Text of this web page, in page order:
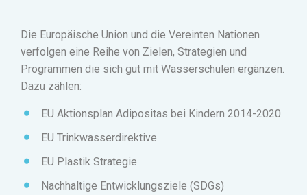
Die Europäische Union und die Vereinten Nationen
verfolgen eine Reihe von Zielen, Strategien und
Programmen die sich gut mit Wasserschulen ergänzen.
Dazu zählen:
EU Aktionsplan Adipositas bei Kindern 2014-2020
EU Trinkwasserdirektive
EU Plastik Strategie
Nachhaltige Entwicklungsziele (SDGs)